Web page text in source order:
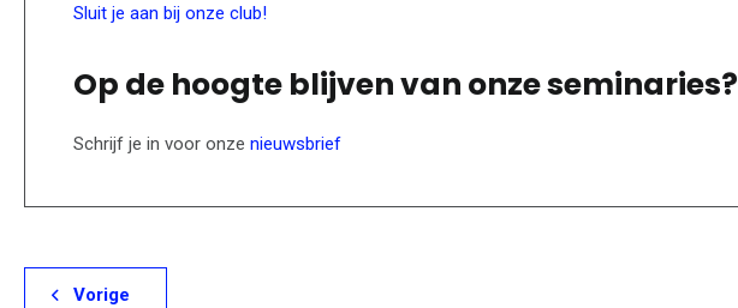
Sluit je aan bij onze club!
Op de hoogte blijven van onze seminaries?
Schrijf je in voor onze nieuwsbrief
Vorige